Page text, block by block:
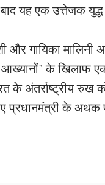
यह एक उत्तेजक युद्ध
और गायिका मालिनी
के खिलाफ एक
के अंतर्राष्ट्रीय रुख
प्रधानमंत्री के अथक